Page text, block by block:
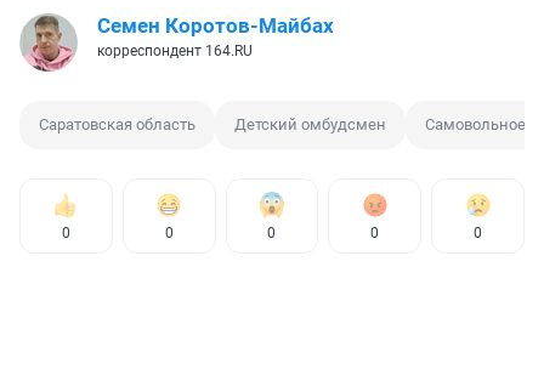
Семен Коротов-Майбах
корреспондент 164.RU
Саратовская область Детский омбудсмен Самовольное
0 0 0 0 0